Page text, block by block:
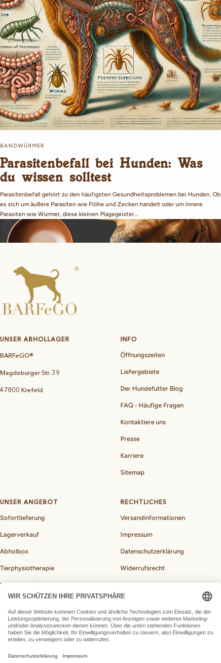
BANDWÜRMER
Parasitenbefall bei Hunden: Was
du wissen solltest
Parasitenbefall gehört zu den häufigsten Gesundheitsproblemen bei Hunden. Ob
es sich um äußere Parasiten wie Flöhe und Zecken handelt oder um innere
Parasiten wie Würmer, diese kleinen Plagegeister...
UNSER ABHOLLAGER
BARFeGO®
Magdeburger Str. 39
47800 Krefeld
INFO
Öffnungszeiten
Liefergebiete
Der Hundefutter Blog
FAQ - Häufige Fragen
Kontaktiere uns
Presse
Karriere
Sitemap
UNSER ANGEBOT
Sofortlieferung
Lagerverkauf
Abholbox
Tierphysiotherapie
Hundebedarf
RECHTLICHES
Versandinformationen
Impressum
Datenschutzerklärung
Widerrufsrecht
Allgemeine
Geschäftsbedingungen
Vertrag widerrufen
Deutschland (EUR €)